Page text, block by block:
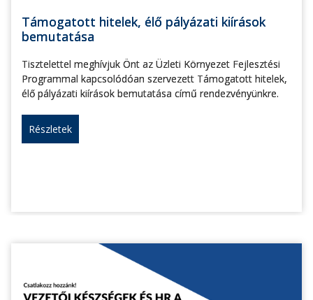
Támogatott hitelek, élő pályázati kiírások
bemutatása
Tisztelettel meghívjuk Önt az Üzleti Környezet Fejlesztési
Programmal kapcsolódóan szervezett Támogatott hitelek,
élő pályázati kiírások bemutatása című rendezvényünkre.
Részletek